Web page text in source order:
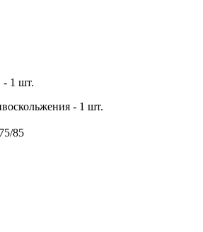
- 1 шт.
- 1 шт.
85